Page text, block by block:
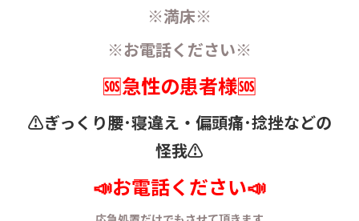
※満床※
※お電話ください※
🆘急性の患者様🆘
⚠️ぎっくり腰･寝違え・ 偏頭痛･捻挫などの
怪我⚠️
📣お電話ください📣